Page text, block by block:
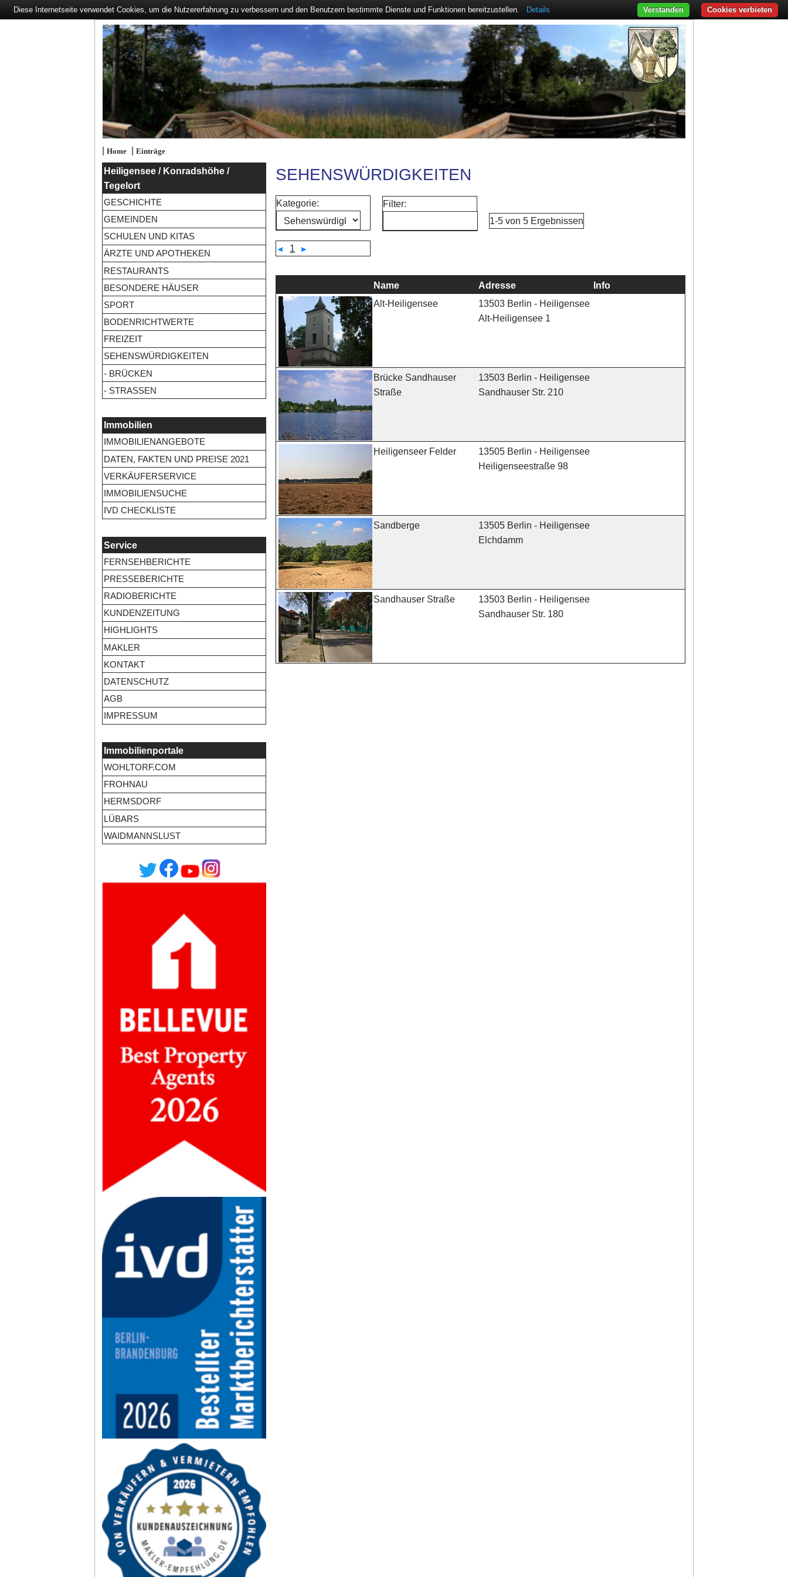
| Home| Einträge
Heiligensee / Konradshöhe /
Tegelort
GESCHICHTE
GEMEINDEN
SCHULEN UND KITAS
ÄRZTE UND APOTHEKEN
RESTAURANTS
BESONDERE HÄUSER
SPORT
BODENRICHTWERTE
FREIZEIT
SEHENSWÜRDIGKEITEN
- BRÜCKEN
- STRASSEN
Immobilien
IMMOBILIENANGEBOTE
DATEN, FAKTEN UND PREISE 2021
VERKÄUFERSERVICE
IMMOBILIENSUCHE
IVD CHECKLISTE
Service
FERNSEHBERICHTE
PRESSEBERICHTE
RADIOBERICHTE
KUNDENZEITUNG
HIGHLIGHTS
MAKLER
KONTAKT
DATENSCHUTZ
AGB
IMPRESSUM
Immobilienportale
WOHLTORF.COM
FROHNAU
HERMSDORF
LÜBARS
WAIDMANNSLUST
SEHENSWÜRDIGKEITEN
Kategorie:
Filter:
1-5 von 5 Ergebnissen
1
Name Adresse Info
Alt-Heiligensee
13503 Berlin - Heiligensee
Alt-Heiligensee 1
Brücke Sandhauser
Straße
13503 Berlin - Heiligensee
Sandhauser Str. 210
Heiligenseer Felder
13505 Berlin - Heiligensee
Heiligenseestraße 98
Sandberge
13505 Berlin - Heiligensee
Elchdamm
Sandhauser Straße
13503 Berlin - Heiligensee
Sandhauser Str. 180
Diese Internetseite verwendet Cookies, um die Nutzererfahrung zu verbessern und den Benutzern bestimmte Dienste und Funktionen bereitzustellen. Details Cookies verbieten
Verstanden